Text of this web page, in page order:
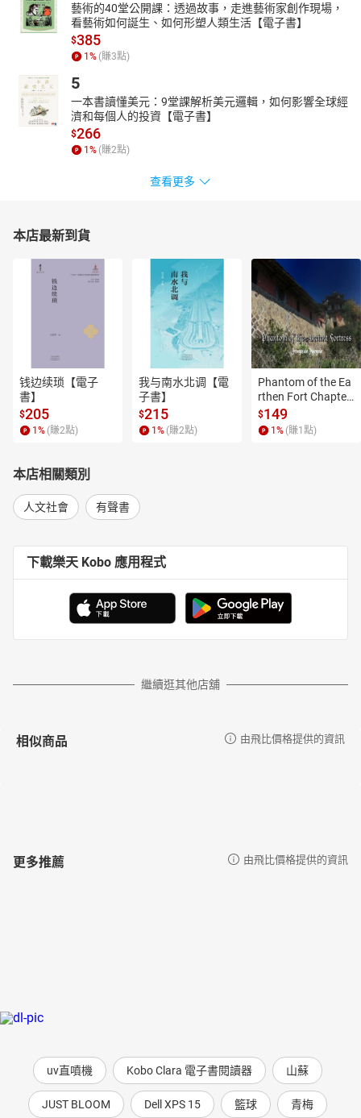
者展現了各劇種的歷史起源、發展演變及藝術特色。書中細緻描述
了四大徽班進京及京劇臉譜藝術的誕生，解析了評劇與北京曲劇的
獨特魅力與流派紛呈，並探索了北方崑曲及西路評劇的形成。
藝術的40堂公開課：透過故事，走進藝術家創作現場，
看藝術如何誕生、如何形塑人類生活【電子書】
$385
1 % (賺3點)
5
一本書讀懂美元：9堂課解析美元邏輯，如何影響全球經
濟和每個人的投資【電子書】
$266
1 % (賺2點)
查看更多
本店最新到貨
钱边续琐【電子
書】
$205
1 % (賺2點)
我与南水北调【電
子書】
$215
1 % (賺2點)
Phantom of the Ea
rthen Fort Chapter
4【有聲書】
$149
1 % (賺1 點)
本店相關類別
人文社會 有聲書
下載樂天 Kobo 應用程式
繼續逛其他店舖
相似商品 由飛比價格提供的資訊
更多推薦 由飛比價格提供的資訊
uv直噴機 Kobo Clara 電子書閱讀器 山蘇
JUST BLOOM Dell XPS 15 籃球 青梅